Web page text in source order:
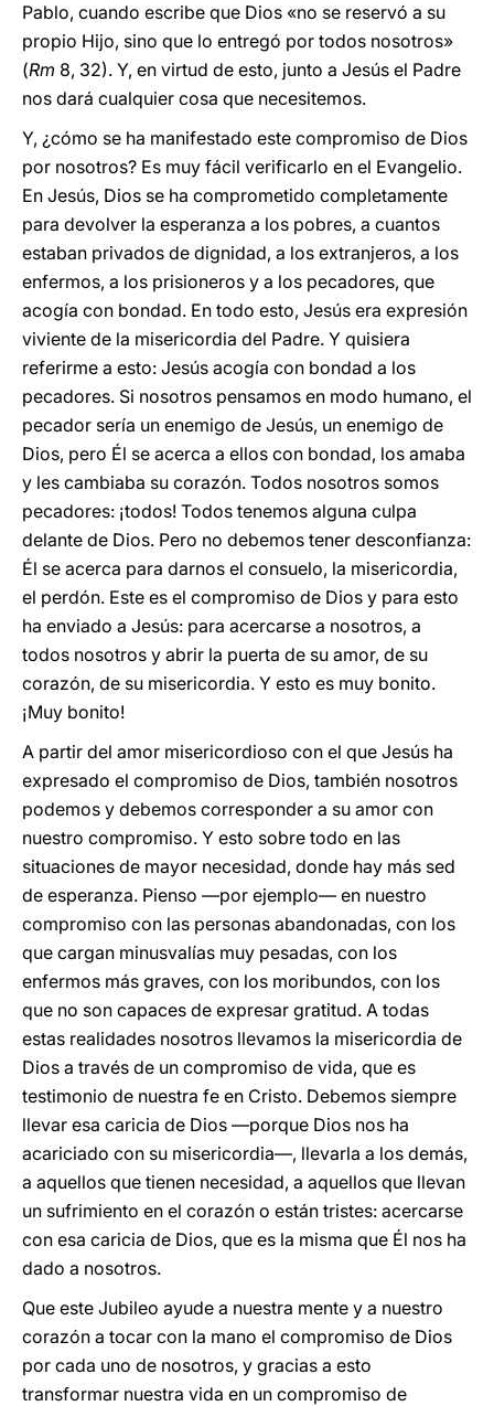
Pablo, cuando escribe que Dios «no se reservó a su
propio Hijo, sino que lo entregó por todos nosotros»
(Rm 8, 32). Y, en virtud de esto, junto a Jesús el Padre
nos dará cualquier cosa que necesitemos.
Y, ¿cómo se ha manifestado este compromiso de Dios
por nosotros? Es muy fácil verificarlo en el Evangelio.
En Jesús, Dios se ha comprometido completamente
para devolver la esperanza a los pobres, a cuantos
estaban privados de dignidad, a los extranjeros, a los
enfermos, a los prisioneros y a los pecadores, que
acogía con bondad. En todo esto, Jesús era expresión
viviente de la misericordia del Padre. Y quisiera
referirme a esto: Jesús acogía con bondad a los
pecadores. Si nosotros pensamos en modo humano, el
pecador sería un enemigo de Jesús, un enemigo de
Dios, pero Él se acerca a ellos con bondad, los amaba
y les cambiaba su corazón. Todos nosotros somos
pecadores: ¡todos! Todos tenemos alguna culpa
delante de Dios. Pero no debemos tener desconfianza:
Él se acerca para darnos el consuelo, la misericordia,
el perdón. Este es el compromiso de Dios y para esto
ha enviado a Jesús: para acercarse a nosotros, a
todos nosotros y abrir la puerta de su amor, de su
corazón, de su misericordia. Y esto es muy bonito.
¡Muy bonito!
A partir del amor misericordioso con el que Jesús ha
expresado el compromiso de Dios, también nosotros
podemos y debemos corresponder a su amor con
nuestro compromiso. Y esto sobre todo en las
situaciones de mayor necesidad, donde hay más sed
de esperanza. Pienso —por ejemplo— en nuestro
compromiso con las personas abandonadas, con los
que cargan minusvalías muy pesadas, con los
enfermos más graves, con los moribundos, con los
que no son capaces de expresar gratitud. A todas
estas realidades nosotros llevamos la misericordia de
Dios a través de un compromiso de vida, que es
testimonio de nuestra fe en Cristo. Debemos siempre
llevar esa caricia de Dios —porque Dios nos ha
acariciado con su misericordia—, llevarla a los demás,
a aquellos que tienen necesidad, a aquellos que llevan
un sufrimiento en el corazón o están tristes: acercarse
con esa caricia de Dios, que es la misma que Él nos ha
dado a nosotros.
Que este Jubileo ayude a nuestra mente y a nuestro
corazón a tocar con la mano el compromiso de Dios
por cada uno de nosotros, y gracias a esto
transformar nuestra vida en un compromiso de